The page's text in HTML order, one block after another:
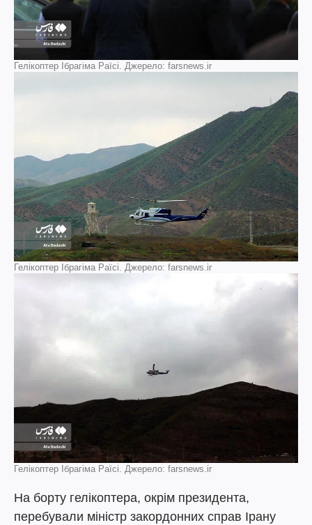
Гелікоптер Ібрагіма Раїсі. Джерело: farsnews.ir
Гелікоптер Ібрагіма Раїсі. Джерело: farsnews.ir
Гелікоптер Ібрагіма Раїсі. Джерело: farsnews.ir
На борту гелікоптера, окрім президента,
перебували міністр закордонних справ Ірану